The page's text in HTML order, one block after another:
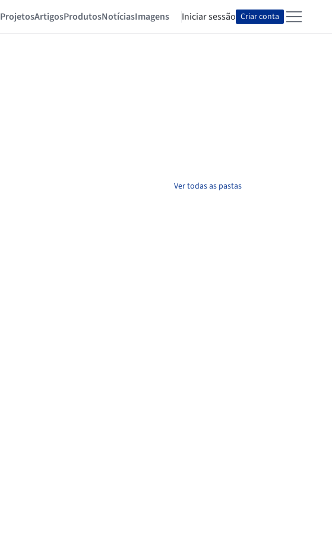
ProjetosArtigosProdutosNotíciasImagens Iniciar sessão Criar conta
Ver todas as pastas